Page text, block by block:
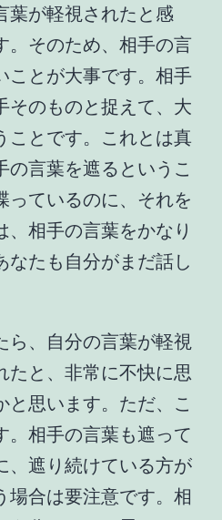
葉が軽視されたと感
。そのため、相手の言
ことが大事です。相手
そのものと捉えて、大
ことです。これとは真
の言葉を遮るというこ
っているのに、それを
相手の言葉をかなり
なたも自分がまだ話し
ら、自分の言葉が軽視
たと、非常に不快に思
と思います。ただ、こ
。相手の言葉も遮って
、遮り続けている方が
場合は要注意です。相